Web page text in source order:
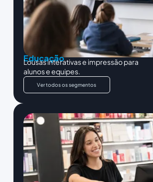
Educação
Lousas interativas e impressão para
alunos e equipes.
Ver todos os segmentos